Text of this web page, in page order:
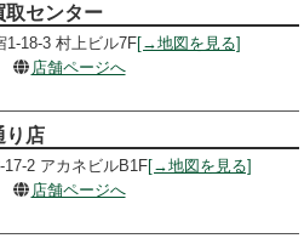
取センター
1-18-3 村上ビル7F[→地図を見る]
店舗ページへ
り店
2 アカネビルB1F[→地図を見る]
店舗ページへ